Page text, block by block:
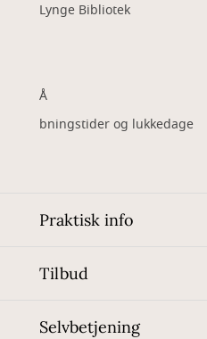
Lynge Bibliotek
Å
bningstider og lukkedage
Praktisk info
Tilbud
Selvbetjening